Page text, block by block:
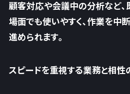
顧客対応や会議中の分析など
場面でも使いやすく、作業を中
進められます。
スピードを重視する業務と相性